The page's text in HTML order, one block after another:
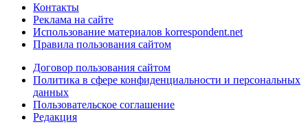
Контакты
Реклама на сайте
Использование материалов korrespondent.net
Правила пользования сайтом
Договор пользования сайтом
Политика в сфере конфиденциальности и персональных
данных
Пользовательское соглашение
Редакция